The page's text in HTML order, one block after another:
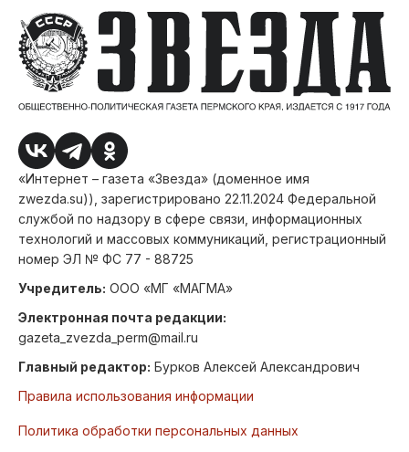
«Интернет – газета «Звезда» (доменное имя
zwezda.su)), зарегистрировано 22.11.2024 Федеральной
службой по надзору в сфере связи, информационных
технологий и массовых коммуникаций, регистрационный
номер ЭЛ № ФС 77 - 88725
Учредитель: ООО «МГ «МАГМА»
Электронная почта редакции:
gazeta_zvezda_perm@mail.ru
Главный редактор: Бурков Алексей Александрович
Правила использования информации
Политика обработки персональных данных